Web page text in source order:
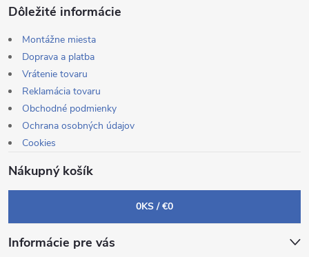
Dôležité informácie
Montážne miesta
Doprava a platba
Vrátenie tovaru
Reklamácia tovaru
Obchodné podmienky
Ochrana osobných údajov
Cookies
Nákupný košík
0KS /€0
Informácie pre vás